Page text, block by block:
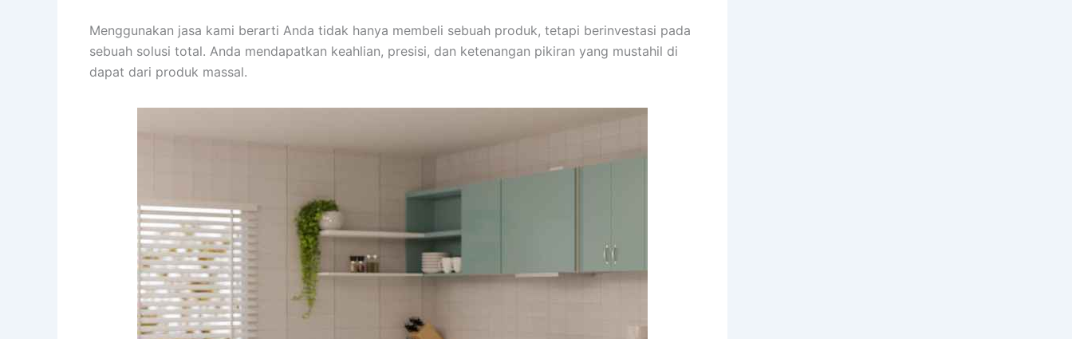
Menggunakan jasa kami berarti Anda tidak hanya membeli sebuah produk, tetapi berinvestasi pada
sebuah solusi total. Anda mendapatkan keahlian, presisi, dan ketenangan pikiran yang mustahil di
dapat dari produk massal.